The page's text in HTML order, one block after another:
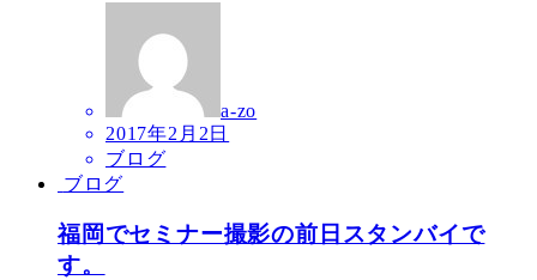
a-zo
2017年2月2日
ブログ
ブログ
福岡でセミナー撮影の前日スタンバイで
す。